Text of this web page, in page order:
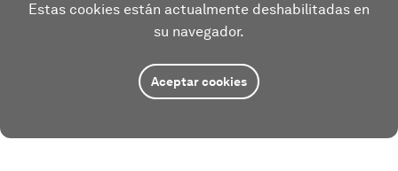
Estas cookies están actualmente deshabilitadas en
su navegador.
Aceptar cookies